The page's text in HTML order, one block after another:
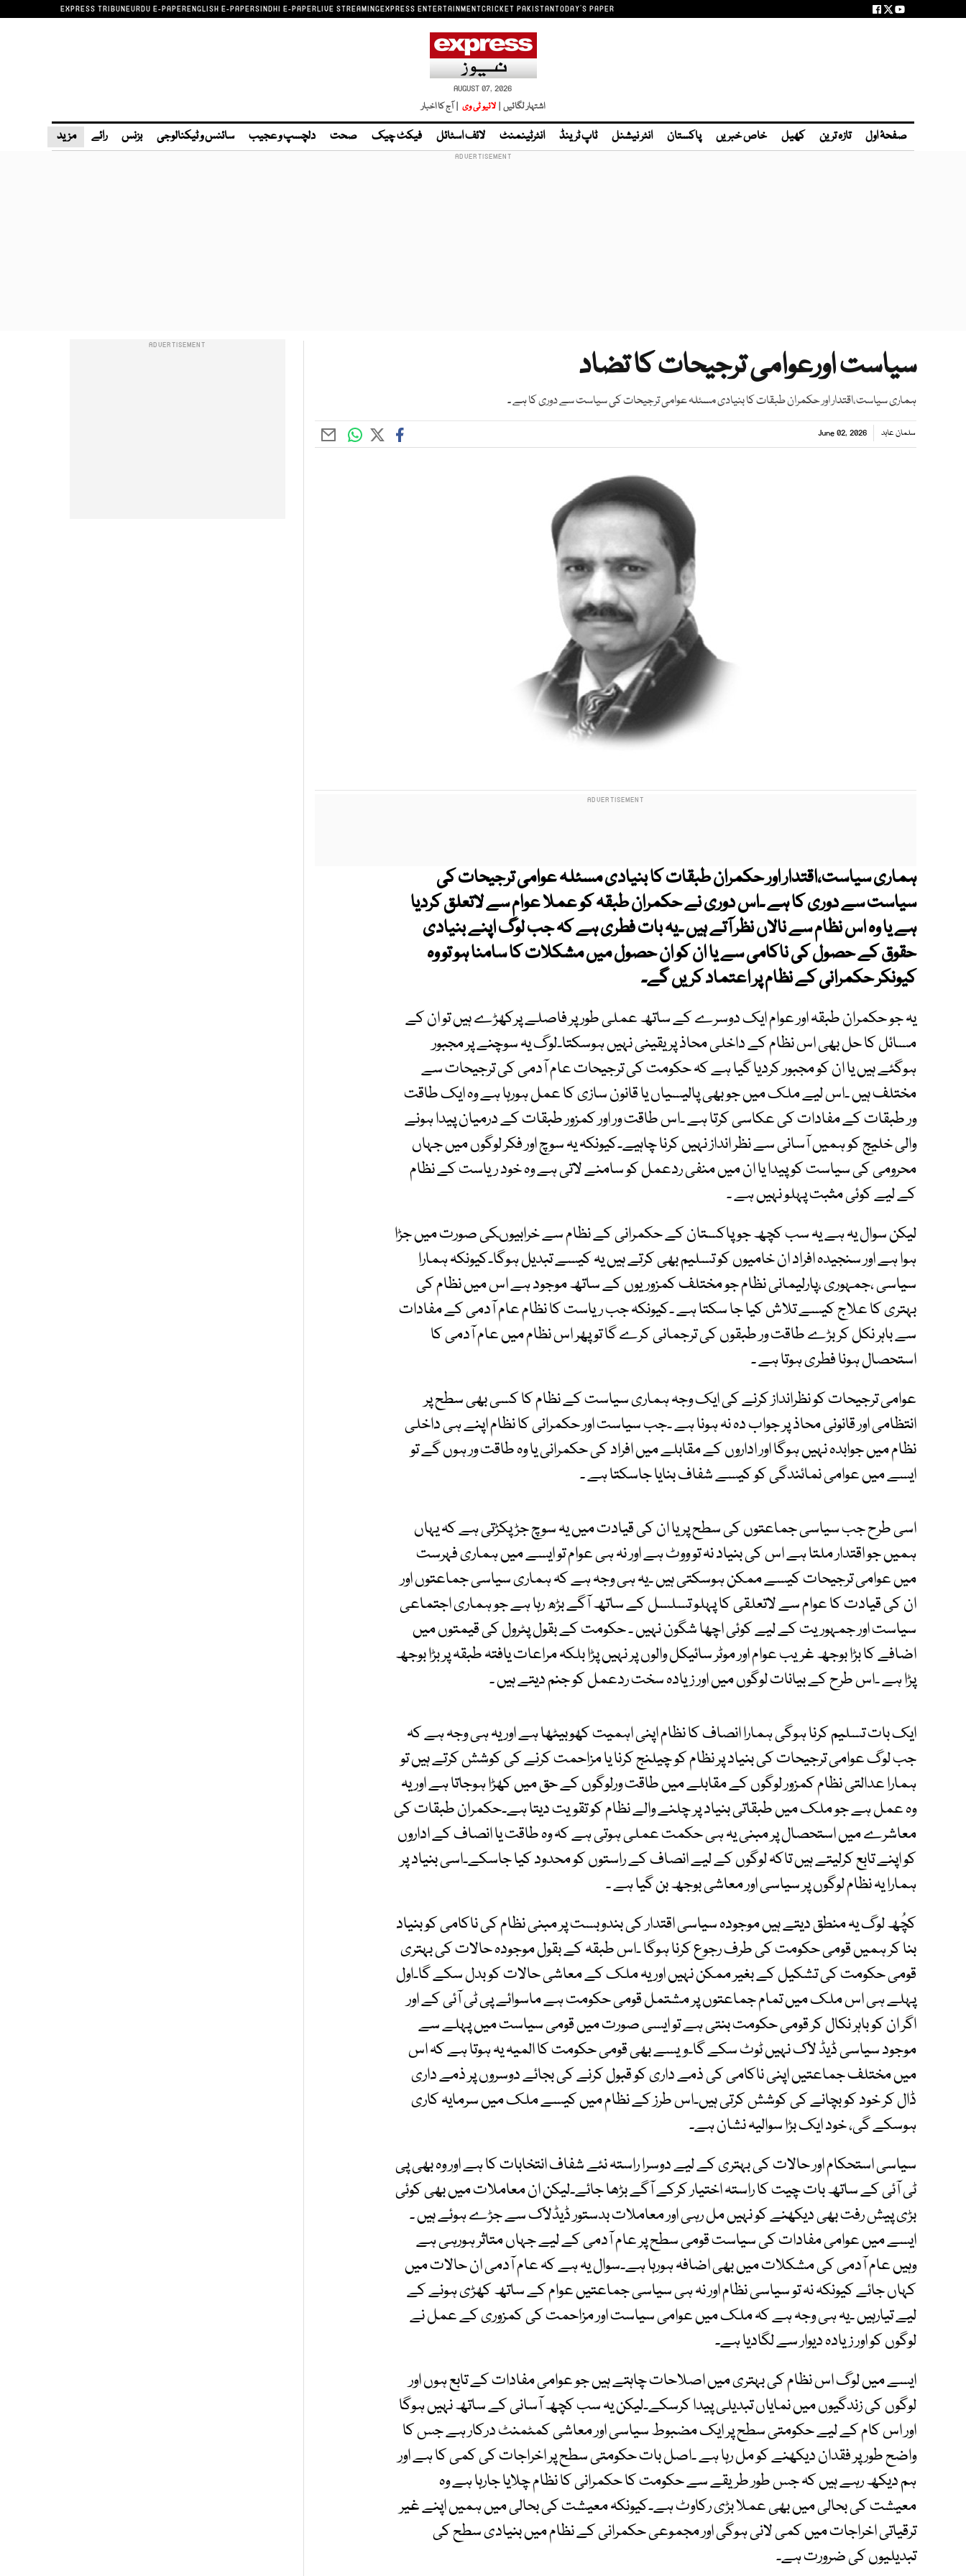
EXPRESS TRIBUNEURDU E-PAPERENGLISH E-PAPERSINDHI E-PAPERLIVE STREAMINGEXPRESS ENTERTAINMENTCRICKET PAKISTANTODAY'S PAPER
AUGUST 07, 2026
اشتہار لگائیں | لائیو ٹی وی | آج کا اخبار
صفحۂ اول تازہ ترین کھیل خاص خبریں پاکستان انٹر نیشنل ٹاپ ٹرینڈ انٹرٹینمنٹ لائف اسٹائل فیکٹ چیک صحت دلچسپ و عجیب سائنس و ٹیکنالوجی بزنس رائے مزید
سیاست اورعوامی ترجیحات کا تضاد
ہماری سیاست،اقتدار اور حکمران طبقات کا بنیادی مسئلہ عوامی ترجیحات کی سیاست سے دوری کا ہے ۔
سلمان عابد June 02, 2026
ہماری سیاست،اقتدار اور حکمران طبقات کا بنیادی مسئلہ عوامی ترجیحات کی
سیاست سے دوری کا ہے ۔اس دوری نے حکمران طبقہ کو عملا عوام سے لاتعلق کردیا
ہے یا وہ اس نظام سے نالاں نظر آتے ہیں ۔یہ بات فطری ہے کہ جب لوگ اپنے بنیادی
حقوق کے حصول کی ناکامی سے یا ان کو ان حصول میں مشکلات کا سامنا ہو تو وہ
کیونکر حکمرانی کے نظام پر اعتماد کریں گے۔
یہ جو حکمران طبقہ اور عوام ایک دوسرے کے ساتھ عملی طور پر فاصلے پرکھڑے ہیں تو ان کے
مسائل کا حل بھی اس نظام کے داخلی محاذ پر یقینی نہیں ہوسکتا۔لوگ یہ سوچنے پر مجبور
ہوگئے ہیں یا ان کو مجبور کردیا گیا ہے کہ حکومت کی ترجیحات عام آدمی کی ترجیحات سے
مختلف ہیں ۔اس لیے ملک میں جو بھی پالیسیاں یا قانون سازی کا عمل ہورہا ہے وہ ایک طاقت
ور طبقات کے مفادات کی عکاسی کرتا ہے ۔اس طاقت ور اور کمزور طبقات کے درمیان پیدا ہونے
والی خلیج کو ہمیں آسانی سے نظر انداز نہیں کرنا چاہیے۔کیونکہ یہ سوچ اور فکر لوگوں میں جہاں
محرومی کی سیاست کو پیدا یا ان میں منفی ردعمل کو سامنے لاتی ہے وہ خود ریاست کے نظام
کے لیے کوئی مثبت پہلو نہیں ہے ۔
لیکن سوال یہ ہے یہ سب کچھ جو پاکستان کے حکمرانی کے نظام سے خرابیوںکی صورت میں جڑا
ہوا ہے اور سنجیدہ افراد ان خامیوں کو تسلیم بھی کرتے ہیں یہ کیسے تبدیل ہوگا۔کیونکہ ہمارا
سیاسی ،جمہوری ،پارلیمانی نظام جو مختلف کمزوریوں کے ساتھ موجود ہے اس میں نظام کی
بہتری کا علاج کیسے تلاش کیا جا سکتا ہے ۔کیونکہ جب ریاست کا نظام عام آدمی کے مفادات
سے باہر نکل کر بڑے طاقت ور طبقوں کی ترجمانی کرے گا تو پھر اس نظام میں عام آدمی کا
استحصال ہونا فطری ہوتا ہے ۔
عوامی ترجیحات کو نظرانداز کرنے کی ایک وجہ ہماری سیاست کے نظام کا کسی بھی سطح پر
انتظامی اور قانونی محاذ پر جواب دہ نہ ہونا ہے ۔جب سیاست اور حکمرانی کا نظام اپنے ہی داخلی
نظام میں جوابدہ نہیں ہوگا اور اداروں کے مقابلے میں افراد کی حکمرانی یا وہ طاقت ور ہوں گے تو
ایسے میں عوامی نمائندگی کو کیسے شفاف بنایا جاسکتا ہے ۔
اسی طرح جب سیاسی جماعتوں کی سطح پر یا ان کی قیادت میں یہ سوچ جڑ پکڑتی ہے کہ یہاں
ہمیں جو اقتدار ملتا ہے اس کی بنیاد نہ تو ووٹ ہے اور نہ ہی عوام تو ایسے میں ہماری فہرست
میں عوامی ترجیحات کیسے ممکن ہوسکتی ہیں ۔یہ ہی وجہ ہے کہ ہماری سیاسی جماعتوں اور
ان کی قیادت کا عوام سے لاتعلقی کا پہلو تسلسل کے ساتھ آگے بڑھ رہا ہے جو ہماری اجتماعی
سیاست اور جمہوریت کے لیے کوئی اچھا شگون نہیں ۔ حکومت کے بقول پٹرول کی قیمتوں میں
اضافے کا بڑا بوجھ غریب عوام اور موٹر سائیکل والوں پر نہیں پڑا بلکہ مراعات یافتہ طبقہ پر بڑا بوجھ
پڑا ہے ۔اس طرح کے بیانات لوگوں میں اور زیادہ سخت ردعمل کو جنم دیتے ہیں ۔
ایک بات تسلیم کرنا ہوگی ہمارا انصاف کا نظام اپنی اہمیت کھوبیٹھا ہے اور یہ ہی وجہ ہے کہ
جب لوگ عوامی ترجیحات کی بنیاد پر نظام کو چیلنج کرنا یا مزاحمت کرنے کی کوشش کرتے ہیں تو
ہمارا عدالتی نظام کمزور لوگوں کے مقابلے میں طاقت ورلوگوں کے حق میں کھڑا ہوجاتا ہے اور یہ
وہ عمل ہے جو ملک میں طبقاتی بنیاد پر چلنے والے نظام کو تقویت دیتا ہے۔حکمران طبقات کی
معاشرے میں استحصال پر مبنی یہ ہی حکمت عملی ہوتی ہے کہ وہ طاقت یا انصاف کے اداروں
کو اپنے تابع کرلیتے ہیں تاکہ لوگوں کے لیے انصاف کے راستوں کو محدود کیا جاسکے۔اسی بنیاد پر
ہمارا یہ نظام لوگوں پر سیاسی اور معاشی بوجھ بن گیا ہے ۔
کچُھ لوگ یہ منطق دیتے ہیں موجودہ سیاسی اقتدار کی بندوبست پر مبنی نظام کی ناکامی کو بنیاد
بنا کر ہمیں قومی حکومت کی طرف رجوع کرنا ہوگا ۔اس طبقہ کے بقول موجودہ حالات کی بہتری
قومی حکومت کی تشکیل کے بغیر ممکن نہیں اور یہ ملک کے معاشی حالات کو بدل سکے گا۔اول
پہلے ہی اس ملک میں تمام جماعتوں پر مشتمل قومی حکومت ہے ماسوائے پی ٹی آئی کے اور
اگر ان کو باہر نکال کر قومی حکومت بنتی ہے تو ایسی صورت میں قومی سیاست میں پہلے سے
موجود سیاسی ڈیڈ لاک نہیں ٹوٹ سکے گا۔ویسے بھی قومی حکومت کا المیہ یہ ہوتا ہے کہ اس
میں مختلف جماعتیں اپنی ناکامی کی ذمے داری کو قبول کرنے کی بجائے دوسروں پر ذمے داری
ڈال کر خود کو بچانے کی کوشش کرتی ہیں۔اس طرز کے نظام میں کیسے ملک میں سرمایہ کاری
ہوسکے گی، خود ایک بڑا سوالیہ نشان ہے۔
سیاسی استحکام اور حالات کی بہتری کے لیے دوسرا راستہ نئے شفاف انتخابات کا ہے اور وہ بھی پی
ٹی آئی کے ساتھ بات چیت کا راستہ اختیار کرکے آگے بڑھا جائے۔لیکن ان معاملات میں بھی کوئی
بڑی پیش رفت بھی دیکھنے کو نہیں مل رہی اور معاملات بدستور ڈیڈلاک سے جڑے ہوئے ہیں ۔
ایسے میں عوامی مفادات کی سیاست قومی سطح پر عام آدمی کے لیے جہاں متاثر ہورہی ہے
وہیں عام آدمی کی مشکلات میں بھی اضافہ ہورہا ہے۔سوال یہ ہے کہ عام آدمی ان حالات میں
کہاں جائے کیونکہ نہ تو سیاسی نظام اور نہ ہی سیاسی جماعتیں عوام کے ساتھ کھڑی ہونے کے
لیے تیارہیں ۔یہ ہی وجہ ہے کہ ملک میں عوامی سیاست اور مزاحمت کی کمزوری کے عمل نے
لوگوں کو اور زیادہ دیوار سے لگادیا ہے۔
ایسے میں لوگ اس نظام کی بہتری میں اصلاحات چاہتے ہیں جو عوامی مفادات کے تابع ہوں اور
لوگوں کی زندگیوں میں نمایاں تبدیلی پیدا کرسکے۔لیکن یہ سب کچھ آسانی کے ساتھ نہیں ہوگا
اور اس کام کے لیے حکومتی سطح پر ایک مضبوط سیاسی اور معاشی کمٹمنٹ درکار ہے جس کا
واضح طور پر فقدان دیکھنے کو مل رہا ہے ۔اصل بات حکومتی سطح پر اخراجات کی کمی کا ہے اور
ہم دیکھ رہے ہیں کہ جس طور طریقے سے حکومت کا حکمرانی کا نظام چلایا جارہا ہے وہ
معیشت کی بحالی میں بھی عملا بڑی رکاوٹ ہے۔کیونکہ معیشت کی بحالی میں ہمیں اپنے غیر
ترقیاتی اخراجات میں کمی لانی ہوگی اور مجموعی حکمرانی کے نظام میں بنیادی سطح کی
تبدیلیوں کی ضرورت ہے۔